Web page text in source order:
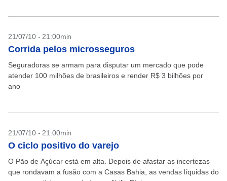
21/07/10 - 21:00min
Corrida pelos microsseguros
Seguradoras se armam para disputar um mercado que pode
atender 100 milhões de brasileiros e render R$ 3 bilhões por
ano
21/07/10 - 21:00min
O ciclo positivo do varejo
O Pão de Açúcar está em alta. Depois de afastar as incertezas
que rondavam a fusão com a Casas Bahia, as vendas líquidas do